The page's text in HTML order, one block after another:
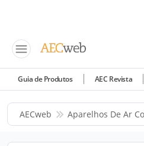
Guia de Produtos AEC Revista
AECweb Aparelhos De Ar